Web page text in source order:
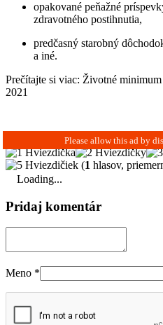
opakované peňažné
zdravotného postihnutia,
predčasný starobný
a iné.
Prečítajte si viac: Životné
2021
(1 hlasov,
Loading...
Pridaj komentár
Meno *